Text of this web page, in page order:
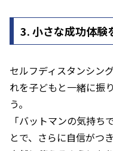
3. 小さな成功体験
セルフディスタンシン
れを子どもと一緒に振
う。
「バットマンの気持
とで、さらに自信がつ